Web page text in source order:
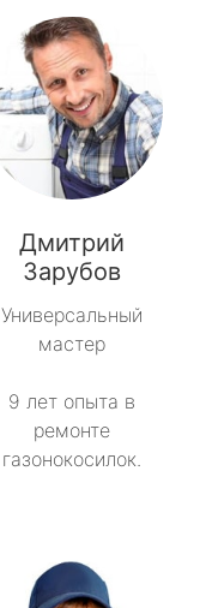
Дмитрий
Зарубов
Универсальный
мастер
9 лет опыта в
ремонте
газонокосилок.